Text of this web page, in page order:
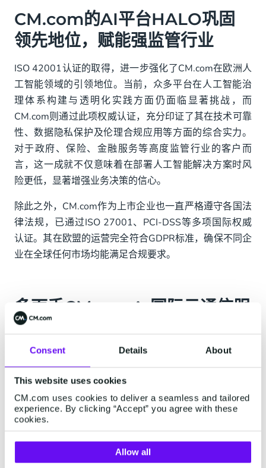
Consent Details About
This website uses cookies
CM.com uses cookies to deliver a seamless and tailored
experience. By clicking “Accept” you agree with these
cookies.
Allow all
CM.com的AI平台HALO巩固
领先地位，赋能强监管行业
ISO 42001认证的取得，进一步强化了CM.com在欧洲人
工智能领域的引领地位。当前，众多平台在人工智能治
理体系构建与透明化实践方面仍面临显著挑战，而
CM.com则通过此项权威认证，充分印证了其在技术可靠
性、数据隐私保护及伦理合规应用等方面的综合实力。
对于政府、保险、金融服务等高度监管行业的客户而
言，这一成就不仅意味着在部署人工智能解决方案时风
险更低，显著增强业务决策的信心。
除此之外，CM.com作为上市企业也一直严格遵守各国法
律法规，已通过ISO 27001、PCI-DSS等多项国际权威
认证。其在欧盟的运营完全符合GDPR标准，确保不同企
业在全球任何市场均能满足合规要求。
多面手CM.com：国际云通信服
务+AI
作为全球云通信领域的深耕者，CM.com绝非单一的AI技
地区设有分支机构，服务网络覆盖200+国家。CM.com
为全球企业提供国际短信、国际语音、Email、
WhatsApp